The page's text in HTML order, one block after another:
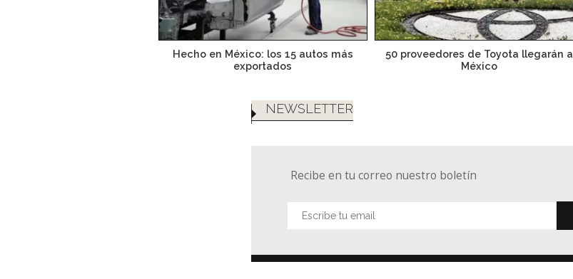
Hecho en México: los 15 autos más
exportados
50 proveedores de Toyota llegarán a
México
NEWSLETTER
Recibe en tu correo nuestro boletín